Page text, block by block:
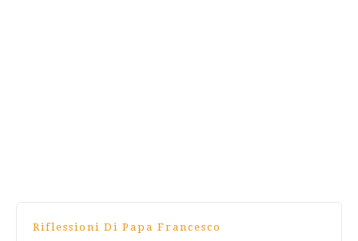
Riflessioni Di Papa Francesco